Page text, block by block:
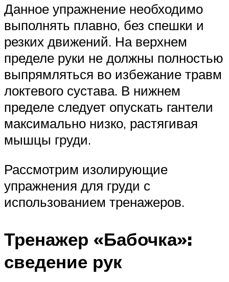
Данное упражнение необходимо
выполнять плавно, без спешки и
резких движений. На верхнем
пределе руки не должны полностью
выпрямляться во избежание травм
локтевого сустава. В нижнем
пределе следует опускать гантели
максимально низко, растягивая
мышцы груди.
Рассмотрим изолирующие
упражнения для груди с
использованием тренажеров.
Тренажер «Бабочка»:
сведение рук